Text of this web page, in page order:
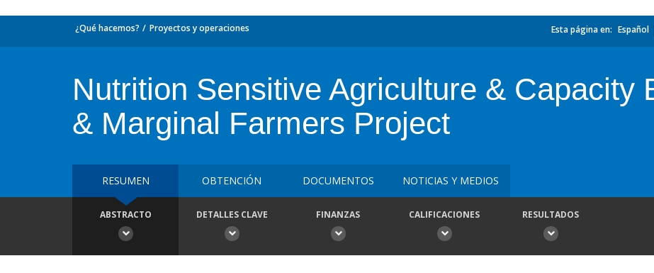
¿Qué hacemos? Proyectos y operaciones Esta página en: Español
Nutrition Sensitive Agriculture & Capacity
& Marginal Farmers Project
RESUMEN OBTENCIÓN DOCUMENTOS NOTICIAS Y MEDIOS
ABSTRACTO DETALLES CLAVE FINANZAS CALIFICACIONES RESULTADOS